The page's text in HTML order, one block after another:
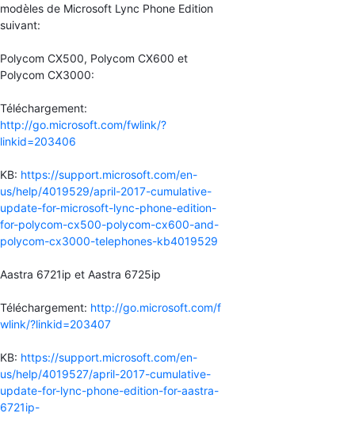
modèles de Microsoft Lync Phone Edition
suivant:
Polycom CX500, Polycom CX600 et
Polycom CX3000:
Téléchargement:
http://go.microsoft.com/fwlink/?
linkid=203406
KB: https://support.microsoft.com/en-
us/help/4019529/april-2017-cumulative-
update-for-microsoft-lync-phone-edition-
for-polycom-cx500-polycom-cx600-and-
polycom-cx3000-telephones-kb4019529
Aastra 6721ip et Aastra 6725ip
Téléchargement: http://go.microsoft.com/f
wlink/?linkid=203407
KB: https://support.microsoft.com/en-
us/help/4019527/april-2017-cumulative-
update-for-lync-phone-edition-for-aastra-
6721ip-